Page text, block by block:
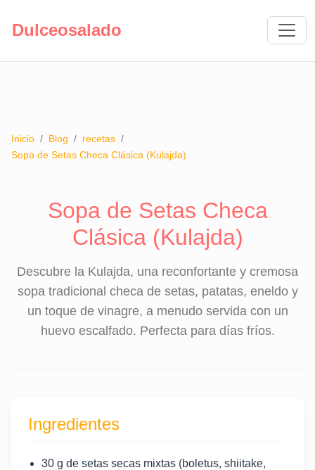
Dulceosalado
Inicio / Blog / recetas /
Sopa de Setas Checa Clásica (Kulajda)
Sopa de Setas Checa
Clásica (Kulajda)
Descubre la Kulajda, una reconfortante y cremosa
sopa tradicional checa de setas, patatas, eneldo y
un toque de vinagre, a menudo servida con un
huevo escalfado. Perfecta para días fríos.
Ingredientes
30 g de setas secas mixtas (boletus, shiitake,